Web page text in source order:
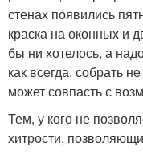
стенах появились
краска на оконных и
бы ни хотелось, а
как всегда, собрать
может совпасть с
Тем, у кого не
хитрости,